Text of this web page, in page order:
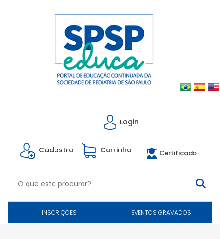
Login
Cadastro Carrinho Certificado
INSCRIÇÕES EVENTOS GRAVADOS